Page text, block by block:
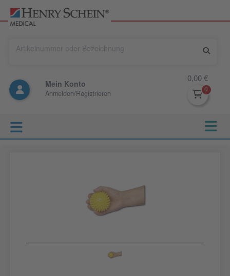
Mein Konto
Anmelden/Registrieren
0,00 €